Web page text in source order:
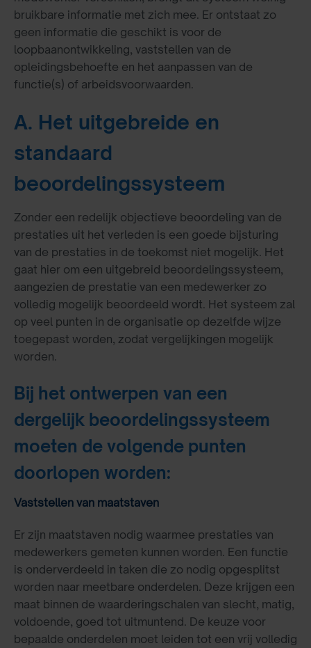
bruikbare informatie met zich mee. Er ontstaat zo
geen informatie die geschikt is voor de
loopbaanontwikkeling, vaststellen van de
opleidingsbehoefte en het aanpassen van de
functie(s) of arbeidsvoorwaarden.
A. Het uitgebreide en
standaard
beoordelingssysteem
Zonder een redelijk objectieve beoordeling van de
prestaties uit het verleden is een goede bijsturing
van de prestaties in de toekomst niet mogelijk. Het
gaat hier om een uitgebreid beoordelingssysteem,
aangezien de prestatie van een medewerker zo
volledig mogelijk beoordeeld wordt. Het systeem zal
op veel punten in de organisatie op dezelfde wijze
toegepast worden, zodat vergelijkingen mogelijk
worden.
Bij het ontwerpen van een
dergelijk beoordelingssysteem
moeten de volgende punten
doorlopen worden:
Vaststellen van maatstaven
Er zijn maatstaven nodig waarmee prestaties van
medewerkers gemeten kunnen worden. Een functie
is onderverdeeld in taken die zo nodig opgesplitst
worden naar meetbare onderdelen. Deze krijgen een
maat binnen de waarderingschalen van slecht, matig,
voldoende, goed tot uitmuntend. De keuze voor
bepaalde onderdelen moet leiden tot een vrij volledig